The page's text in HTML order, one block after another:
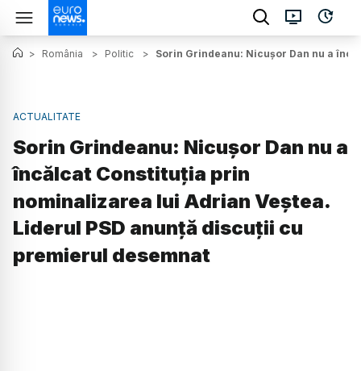
> România > Politic > Sorin Grindeanu: Nicușor Dan nu a
ACTUALITATE
Sorin Grindeanu: Nicușor Dan nu a
încălcat Constituția prin
nominalizarea lui Adrian Veștea.
Liderul PSD anunță discuții cu
premierul desemnat